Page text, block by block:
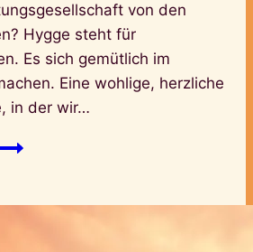
von den
Hygge steht für
Es sich gemütlich im
Eine wohlige, herzliche
in der wir…
Schreib